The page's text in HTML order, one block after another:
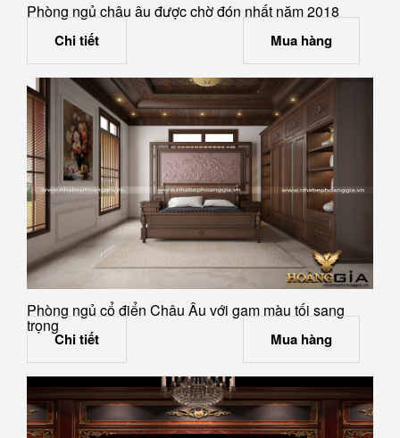
Phòng ngủ châu âu được chờ đón nhất năm 2018
Chi tiết Mua hàng
Phòng ngủ cổ điển Châu Âu với gam màu tối sang
trọng
Chi tiết Mua hàng